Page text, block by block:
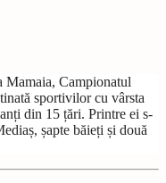
Mamaia, Campionatul
sportivilor cu vârsta
din 15 țări. Printre ei s-
șapte băieți și două